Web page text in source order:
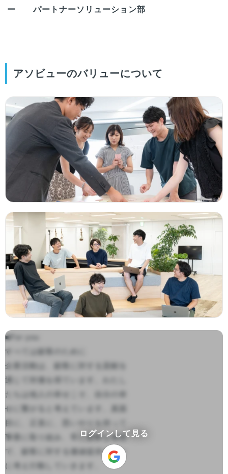
ー パートナーソリューション部
アソビューのバリューについて
■For you
すべては顧客のために
企業活動は、顧客に対する貢献を
通じて対価を得ています。わたし
たちは他人の幸せこそ、自分の幸
せに繋がると考えています。真面
目に、正直に、思いやりを持って
事業に取り組み、常に柔軟な発想
で、顧客に対する価値提供を第一
に考え行動していきます。
ログインして見る